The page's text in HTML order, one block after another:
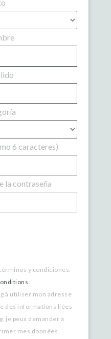
6 caracteres)
la contraseña
y condiciones.
à utiliser mon adresse
des informations liées
je peux demander à
mes données